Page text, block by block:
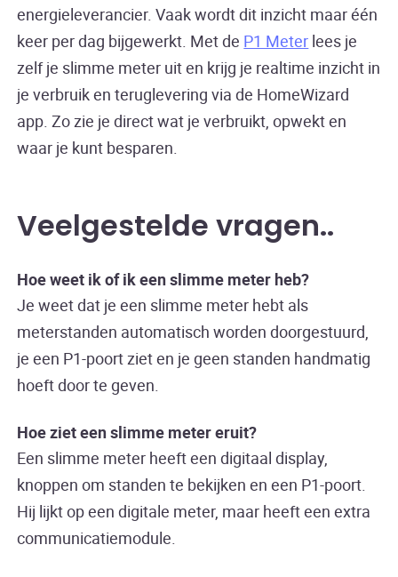
energieleverancier. Vaak wordt dit inzicht maar één
keer per dag bijgewerkt. Met de P1 Meter lees je
zelf je slimme meter uit en krijg je realtime inzicht in
je verbruik en teruglevering via de HomeWizard
app. Zo zie je direct wat je verbruikt, opwekt en
waar je kunt besparen.
Veelgestelde vragen.
Hoe weet ik of ik een slimme meter heb?
Je weet dat je een slimme meter hebt als
meterstanden automatisch worden doorgestuurd,
je een P1-poort ziet en je geen standen handmatig
hoeft door te geven.
Hoe ziet een slimme meter eruit?
Een slimme meter heeft een digitaal display,
knoppen om standen te bekijken en een P1-poort.
Hij lijkt op een digitale meter, maar heeft een extra
communicatiemodule.